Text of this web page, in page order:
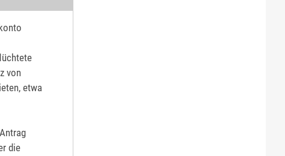
von
etwa
die